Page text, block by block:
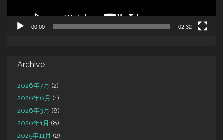
00:00 02:32
Archive
2026年7月 (2)
2026年6月 (1)
2026年3月 (8)
2026年1月 (8)
2025年11月 (2)